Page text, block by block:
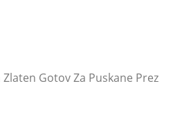
Gotov Za Puskane Prez